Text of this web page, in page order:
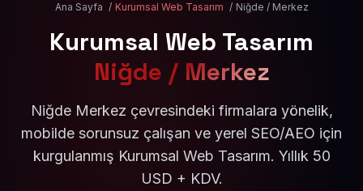
Ana Sayfa / Kurumsal Web Tasarım / Niğde / Merkez
Kurumsal Web Tasarım
Niğde / Merkez
Niğde Merkez çevresindeki firmalara yönelik,
mobilde sorunsuz çalışan ve yerel SEO/AEO için
kurgulanmış Kurumsal Web Tasarım. Yıllık 50
USD + KDV.